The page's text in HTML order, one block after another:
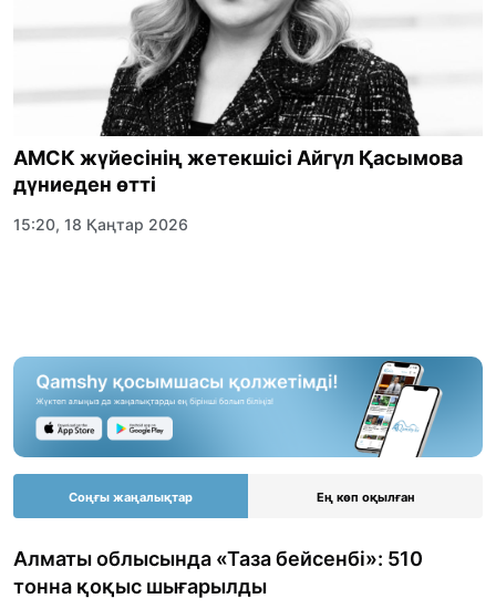
АМСК жүйесінің жетекшісі Айгүл Қасымова
дүниеден өтті
15:20, 18 Қаңтар 2026
Соңғы жаңалықтар Ең көп оқылған
Алматы облысында «Таза бейсенбі»: 510
тонна қоқыс шығарылды